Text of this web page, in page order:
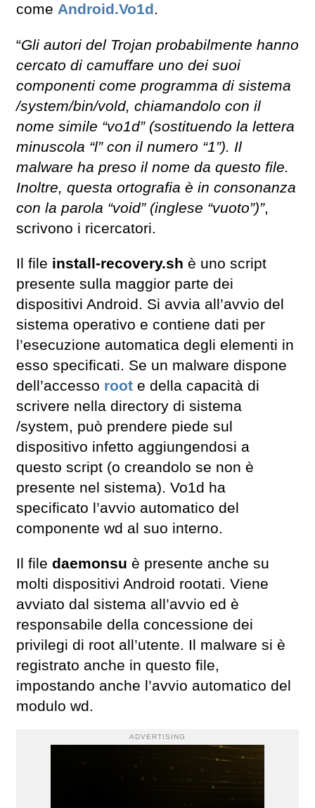
come Android.Vo1d .
“Gli autori del Trojan probabilmente hanno
cercato di camuffare uno dei suoi
componenti come programma di sistema
/system/bin/vold, chiamandolo con il
nome simile “vo1d” (sostituendo la lettera
minuscola “l” con il numero “1”). Il
malware ha preso il nome da questo file.
Inoltre, questa ortografia è in consonanza
con la parola “void” (inglese “vuoto”)”,
scrivono i ricercatori.
Il file install-recovery.sh è uno script
presente sulla maggior parte dei
dispositivi Android. Si avvia all’avvio del
sistema operativo e contiene dati per
l’esecuzione automatica degli elementi in
esso specificati. Se un malware dispone
dell’accesso root e della capacità di
scrivere nella directory di sistema
/system, può prendere piede sul
dispositivo infetto aggiungendosi a
questo script (o creandolo se non è
presente nel sistema). Vo1d ha
specificato l’avvio automatico del
componente wd al suo interno.
Il file daemonsu è presente anche su
molti dispositivi Android rootati. Viene
avviato dal sistema all’avvio ed è
responsabile della concessione dei
privilegi di root all’utente. Il malware si è
registrato anche in questo file,
impostando anche l’avvio automatico del
modulo wd.
ADVERTISING